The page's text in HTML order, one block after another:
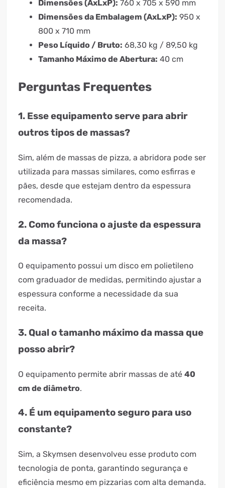
Dimensões (AxLxP): 760 x 705 x 590 mm
Dimensões da Embalagem (AxLxP): 950 x
800 x 710 mm
Peso Líquido / Bruto: 68,30 kg / 89,50 kg
Tamanho Máximo de Abertura: 40 cm
Perguntas Frequentes
1. Esse equipamento serve para abrir
outros tipos de massas?
Sim, além de massas de pizza, a abridora pode ser
utilizada para massas similares, como esfirras e
pães, desde que estejam dentro da espessura
recomendada.
2. Como funciona o ajuste da espessura
da massa?
O equipamento possui um disco em polietileno
com graduador de medidas, permitindo ajustar a
espessura conforme a necessidade da sua
receita.
3. Qual o tamanho máximo da massa que
posso abrir?
O equipamento permite abrir massas de até 40
cm de diâmetro.
4. É um equipamento seguro para uso
constante?
Sim, a Skymsen desenvolveu esse produto com
tecnologia de ponta, garantindo segurança e
eficiência mesmo em pizzarias com alta demanda.